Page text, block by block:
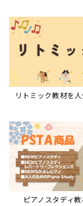
リトミック教材を
ピアノスタディ